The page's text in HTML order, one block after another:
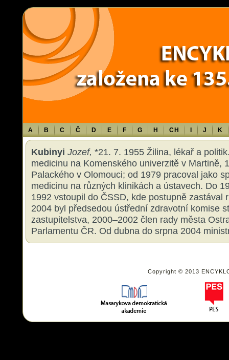
Warning: Use of undefined constant TXT - assumed 'TXT' (this will throw
content/themes/sablona/functions.php
A B C Č D E F G H CH J K
Kubinyi Jozef, *21. 7. 1955 Žilina, lékař a
medicinu na Komenského univerzitě v Martině,
Palackého v Olomouci; od 1979 pracoval jako
medicinu na různých klinikách a ústavech. Do
1992 vstoupil do ČSSD, kde postupně zastával
2004 byl předsedou ústřední zdravotní komise
zastupitelstva, 2000–2002 člen rady města
Parlamentu ČR. Od dubna do srpna 2004
Copyright © 2013